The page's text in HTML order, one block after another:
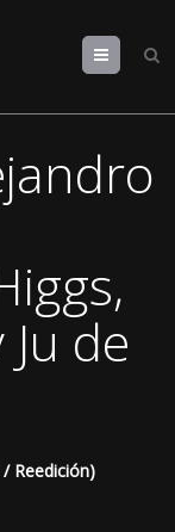
Menu
de
Reedición)